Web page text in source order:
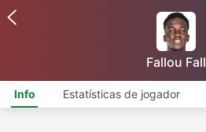
Fallou Fall
Info Estatísticas de jogador